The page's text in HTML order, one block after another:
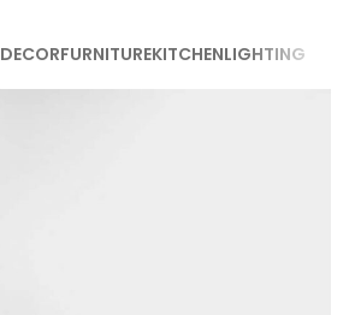
DECORFURNITUREKITCHENLIGHTING